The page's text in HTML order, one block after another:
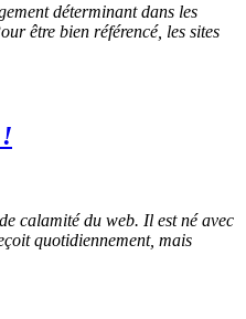
déterminant dans les
être bien référencé, les sites
calamité du web. Il est né avec
quotidiennement, mais